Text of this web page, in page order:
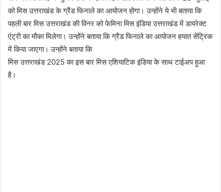
को मिस उत्तराखंड के ग्रैंड फिनाले का आयोजन होगा। उन्होंने ये भी बताया कि
पहली बार मिस उत्तराखंड की विनर को फेमिना मिस इंडिया उत्तराखंड में डायरेक्ट
एंट्री का मौका मिलेगा। उन्होंने बताया कि ग्रैंड फिनाले का आयोजन हयात सेंट्रिक
में किया जाएगा। उन्होंने बताया कि
मिस उत्तराखंड 2025 का इस बार मिस एशियाटिक इंडिया के साथ टाईअप हुआ
है।